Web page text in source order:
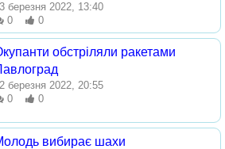
березня 2022, 13:40
0
0
обстріляли ракетами
березня 2022, 20:55
0
0
вибирає шахи